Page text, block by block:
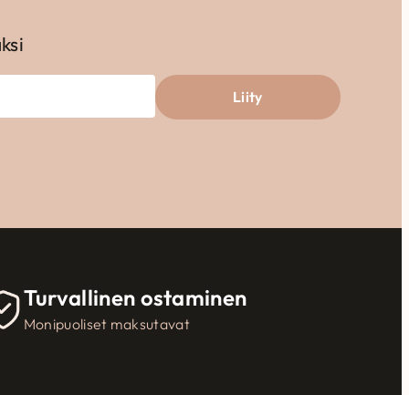
Liity
Turvallinen ostaminen
Monipuoliset maksutavat